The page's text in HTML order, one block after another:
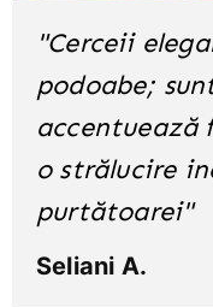
"Cerceii
podoabe;
accentuează
o strălucire
purtătoarei"
Seliani A.